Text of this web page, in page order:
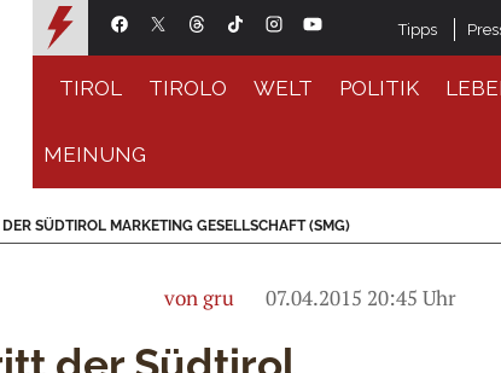
Tipps
TIROL TIROLO WELT POLITIK
MEINUNG
SÜDTIROL MARKETING GESELLSCHAFT (SMG)
von gru 07.04.2015 20:45 Uhr